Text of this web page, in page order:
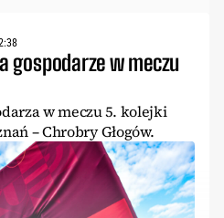
gospodarze w meczu
w meczu 5. kolejki
– Chrobry Głogów.